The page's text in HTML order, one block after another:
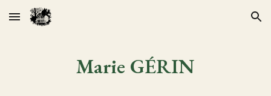
Skip to main content Skip to navigation
Marie GÉRIN